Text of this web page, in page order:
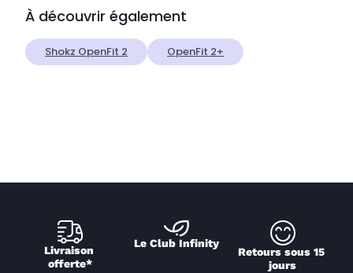
À découvrir également
Shokz OpenFit 2 OpenFit 2+
Livraison
offerte*
Le Club Infinity
Retours sous 15
jours